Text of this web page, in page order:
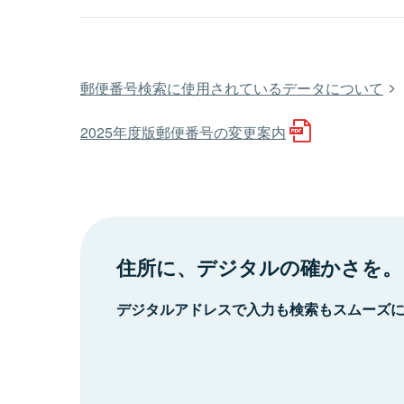
郵便番号検索に使用されているデータについて
2025年度版郵便番号の変更案内
住所に、デジタルの確かさを。
デジタルアドレスで入力も検索もスムーズ